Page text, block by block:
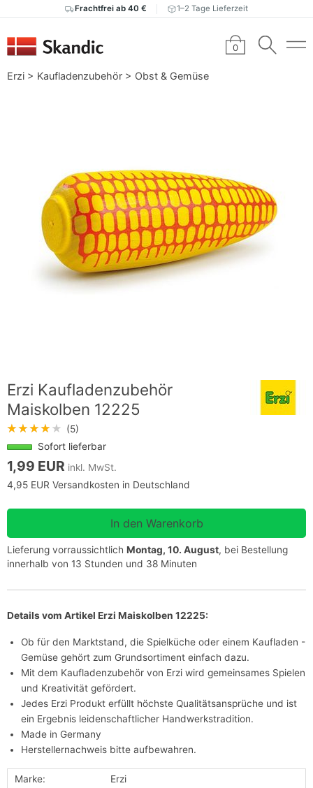
Frachtfrei ab 40 € 1–2 Tage Lieferzeit
0
Erzi > Kaufladenzubehör > Obst & Gemüse
Erzi Kaufladenzubehör
Maiskolben 12225
★★★★★ (5)
Sofort lieferbar
1,99 EUR inkl. MwSt.
4,95 EUR Versandkosten in Deutschland
Lieferung vorraussichtlich Montag, 10. August, bei Bestellung
innerhalb von 13 Stunden und 38 Minuten
Details vom Artikel Erzi Maiskolben 12225:
Ob für den Marktstand, die Spielküche oder einem Kaufladen -
Gemüse gehört zum Grundsortiment einfach dazu.
Mit dem Kaufladenzubehör von Erzi wird gemeinsames Spielen
und Kreativität gefördert.
Jedes Erzi Produkt erfüllt höchste Qualitätsansprüche und ist
ein Ergebnis leidenschaftlicher Handwerkstradition.
Made in Germany
Herstellernachweis bitte aufbewahren.
Marke:
Erzi